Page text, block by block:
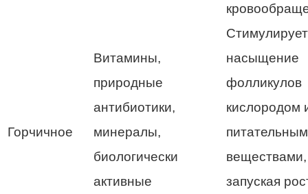
Горчичное
Витамины,
природные
антибиотики,
минералы,
биологически
активные
Стимулирует
насыщение
фолликулов
кислородом
веществами,
запуская